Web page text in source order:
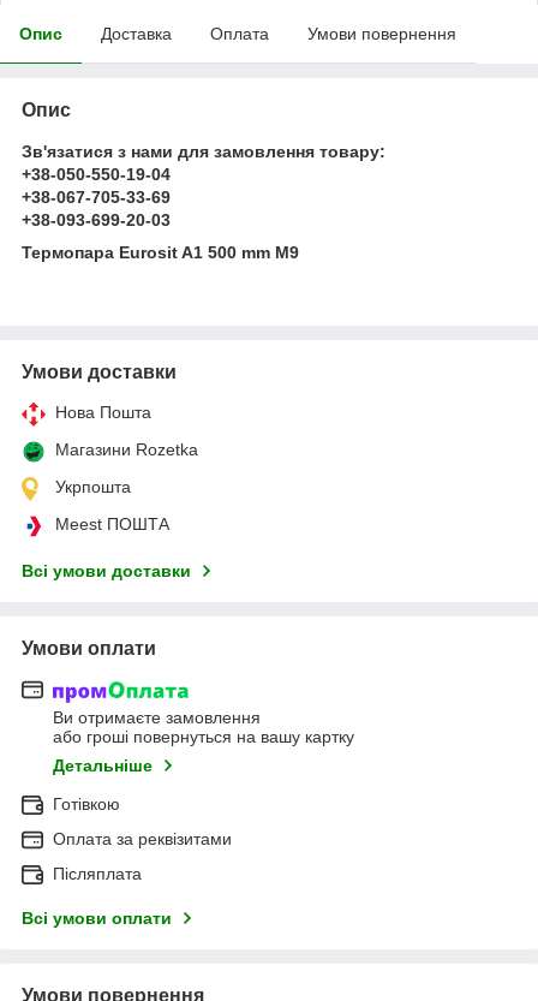
Опис Доставка Оплата Умови повернення
Опис
Зв'язатися з нами для замовлення товару:
+38-050-550-19-04
+38-067-705-33-69
+38-093-699-20-03
Термопара Eurosit A1 500 mm M9
Умови доставки
Нова Пошта
Магазини Rozetka
Укрпошта
Meest ПОШТА
Всі умови доставки
Умови оплати
Ви отримаєте замовлення
або гроші повернуться на вашу картку
Детальніше
Готівкою
Оплата за реквізитами
Післяплата
Всі умови оплати
Умови повернення